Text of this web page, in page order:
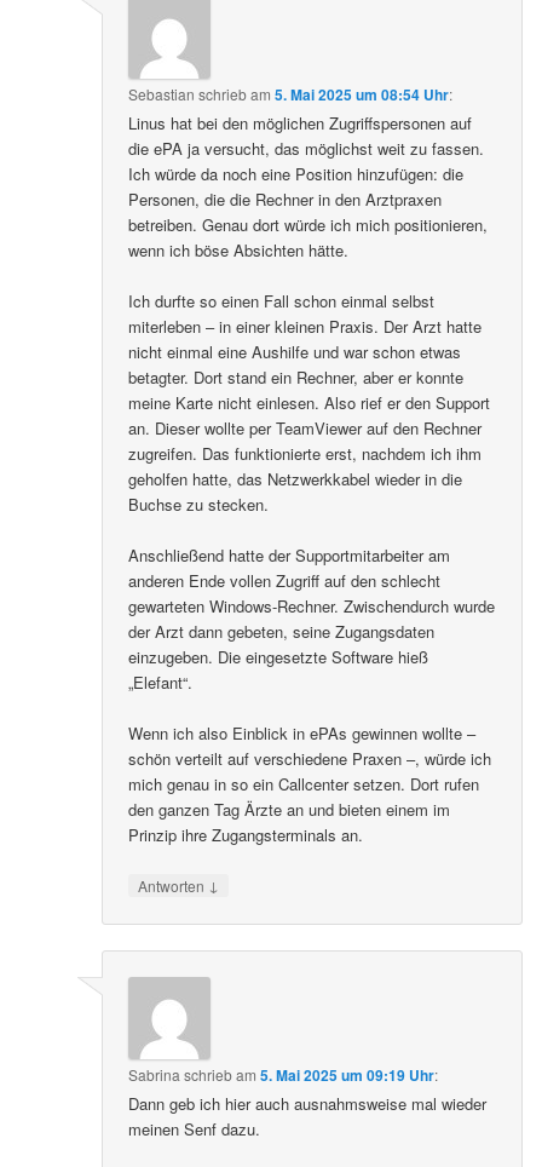
Sebastian schriebam5. Mai 2025 um 08:54 Uhr:
Linus hat bei den möglichen Zugriffspersonen auf
die ePA ja versucht, das möglichst weit zu fassen.
Ich würde da noch eine Position hinzufügen: die
Personen, die die Rechner in den Arztpraxen
betreiben. Genau dort würde ich mich positionieren,
wenn ich böse Absichten hätte.
Ich durfte so einen Fall schon einmal selbst
miterleben – in einer kleinen Praxis. Der Arzt hatte
nicht einmal eine Aushilfe und war schon etwas
betagter. Dort stand ein Rechner, aber er konnte
meine Karte nicht einlesen. Also rief er den Support
an. Dieser wollte per TeamViewer auf den Rechner
zugreifen. Das funktionierte erst, nachdem ich ihm
geholfen hatte, das Netzwerkkabel wieder in die
Buchse zu stecken.
Anschließend hatte der Supportmitarbeiter am
anderen Ende vollen Zugriff auf den schlecht
gewarteten Windows-Rechner. Zwischendurch wurde
der Arzt dann gebeten, seine Zugangsdaten
einzugeben. Die eingesetzte Software hieß
„Elefant“.
Wenn ich also Einblick in ePAs gewinnen wollte –
schön verteilt auf verschiedene Praxen –, würde ich
mich genau in so ein Callcenter setzen. Dort rufen
den ganzen Tag Ärzte an und bieten einem im
Prinzip ihre Zugangsterminals an.
Antworten ↓
Sabrinaschriebam5. Mai 2025 um 09:19 Uhr:
Dann geb ich hier auch ausnahmsweise mal wieder
meinen Senf dazu.